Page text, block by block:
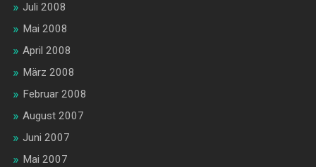
Juli 2008
Mai 2008
April 2008
März 2008
Februar 2008
August 2007
Juni 2007
Mai 2007